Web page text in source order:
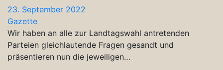
23. September 2022
Gazette
Wir haben an alle zur Landtagswahl antretenden
Parteien gleichlautende Fragen gesandt und
präsentieren nun die jeweiligen…